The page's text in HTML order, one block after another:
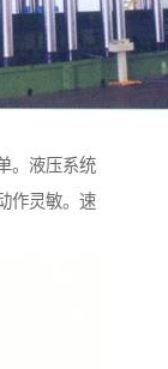
。液压系统
作灵敏。速